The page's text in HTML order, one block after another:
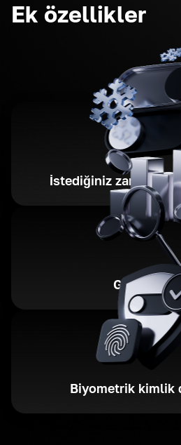
Ek özellikler
İstediğiniz zaman
Gider
Biyometrik kimlik